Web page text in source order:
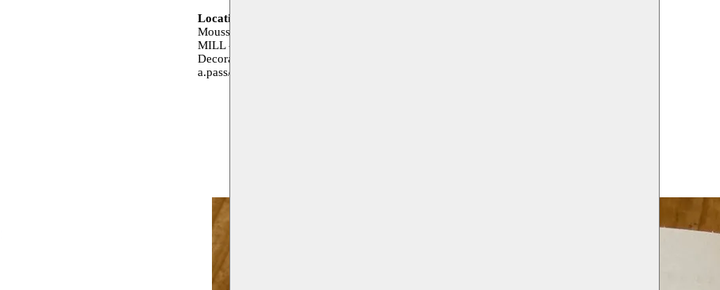
Locaties
Moussem Studios - Zeemtouwersstraat 6, 1070 Anderlecht
MILL - Gabrielle Petitstraat 4, 1080 Sint-Jans-Molenbeek
Decoratelier - Manchesterstraat 17, 1080 Sint-Jans-Molenbeek
a.pass/de Bottelarij - Delaunoystraat 58 1080 Sint-Jans-Molenbeek